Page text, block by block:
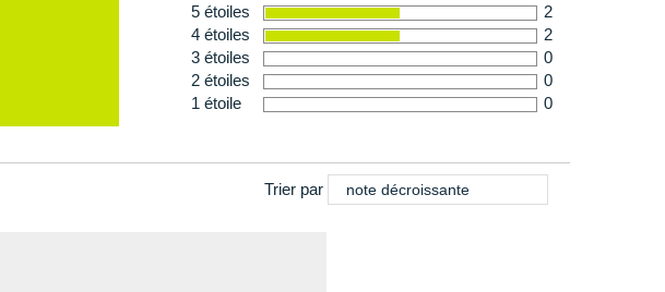
5 étoiles
2
4 étoiles
2
3 étoiles
0
2 étoiles
0
1 étoile
0
Trier par note décroissante